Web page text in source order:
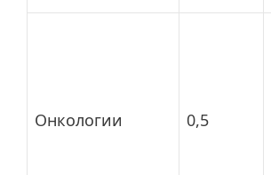
Онкологии 0,5